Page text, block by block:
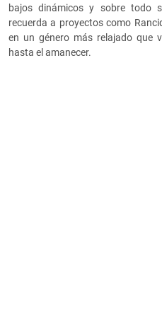
bajos dinámicos y sobre todo
recuerda a proyectos como
en un género más relajado que
hasta el amanecer.